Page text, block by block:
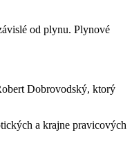
od plynu. Plynové
Dobrovodský, ktorý
a krajne pravicových